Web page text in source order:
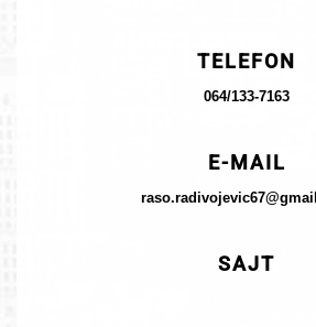
TELEFON
064/133-7163
E-MAIL
SAJT